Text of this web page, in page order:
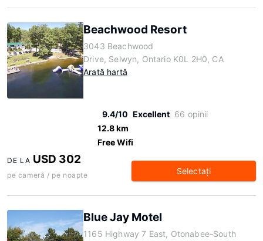
Beachwood Resort
3043 Beachwood
Drive, Selwyn, Ontario K0L 2H0, CA
Arată hartă
9.4/10 Excellent 66 opinii
12.8 km
Free Wifi
DE LA USD 302
pe cameră / pe noapte Selectaţi
Blue Jay Motel
1165 Highway 7 East, Otonabee-South